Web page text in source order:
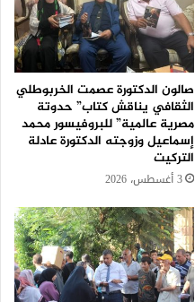
صالون الدكتورة عصمت الخربوطلي
الثقافي يناقش كتاب” حدوتة
مصرية عالمية” للبروفيسور محمد
إسماعيل وزوجته الدكتورة عادلة
التركيت
3 أغسطس، 2026